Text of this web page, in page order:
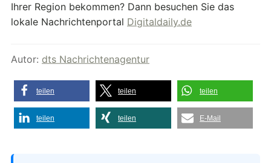
Ihrer Region bekommen? Dann besuchen Sie das
lokale Nachrichtenportal Digitaldaily.de
Autor: dts Nachrichtenagentur
teilen teilen teilen
teilen teilen E-Mail